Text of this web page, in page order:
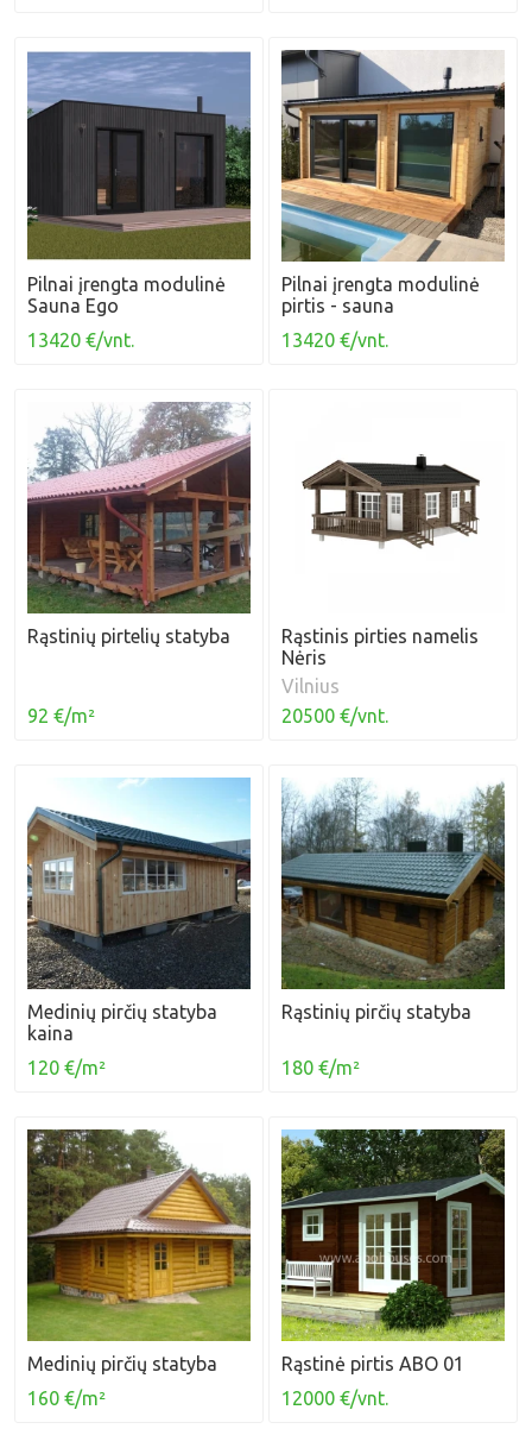
Pilnai įrengta modulinė
Sauna Ego
13420 €/vnt.
Pilnai įrengta modulinė
pirtis - sauna
13420 €/vnt.
Rąstinių pirtelių statyba
92 €/m²
Rąstinis pirties namelis
Nėris
Vilnius
20500 €/vnt.
Medinių pirčių statyba
kaina
120 €/m²
Rąstinių pirčių statyba
180 €/m²
Medinių pirčių statyba
160 €/m²
Rąstinė pirtis ABO 01
12000 €/vnt.